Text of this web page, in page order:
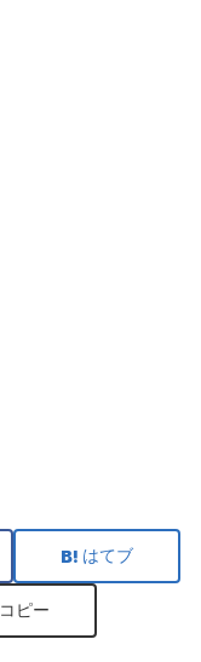
はてブ
コピー